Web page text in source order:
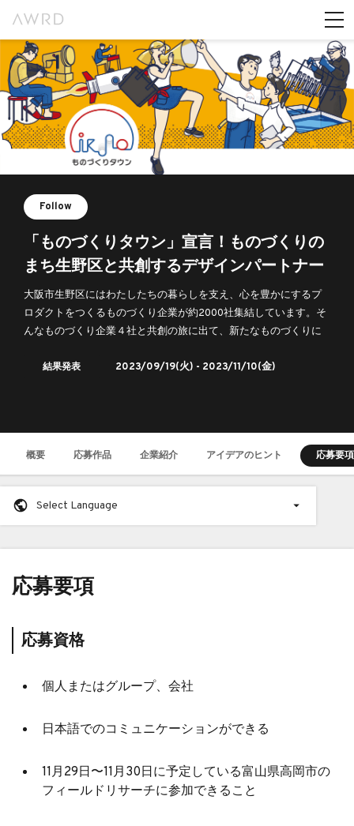
Follow
「ものづくりタウン」宣言！ものづくりの
まち生野区と共創するデザインパートナー
募集！
大阪市生野区にはわたしたちの暮らしを支え、心を豊かにするプ
ロダクトをつくるものづくり企業が約2000社集結しています。そ
んなものづくり企業４社と共創の旅に出て、新たなものづくりに
結果発表
2023/09/19(火) - 2023/11/10(金)
概要 応募作品 企業紹介 アイデアのヒント 応募要項
Select Language
応募要項
応募資格
個人またはグループ、会社
日本語でのコミュニケーションができる
11月29日〜11月30日に予定している富山県高岡市の
フィールドリサーチに参加できること